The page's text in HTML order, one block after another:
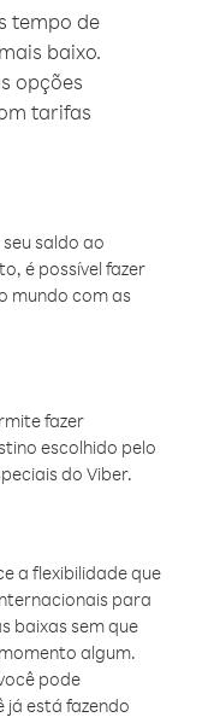
tempo de
baixo.
opções
tarifas
saldo ao
é possível fazer
mundo com as
fazer
escolhido pelo
do Viber.
a flexibilidade que
para
baixas sem que
algum.
pode
já está fazendo